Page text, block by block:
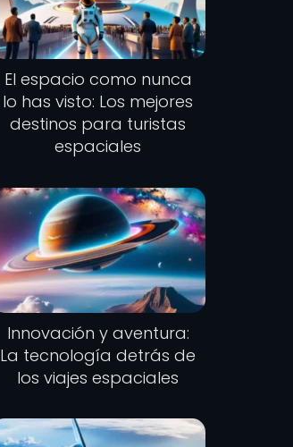
El espacio como nunca
lo has visto: Los mejores
destinos para turistas
espaciales
Innovación y aventura:
La tecnología detrás de
los viajes espaciales